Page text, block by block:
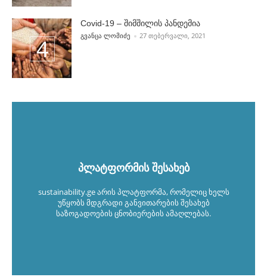
Covid-19 – შიმშილის პანდემია
POSTED BY
ᲒᲕᲐᲜᲪᲐ ᲚᲝᲛᲘᲫᲔ 27 ᲗᲔᲑᲔᲠᲕᲐᲚᲘ, 2021
პლატფორმის შესახებ
sustainability.ge არის პლატფორმა, რომელიც ხელს
უწყობს მდგრადი განვითარების შესახებ
საზოგადოების ცნობიერების ამაღლებას.